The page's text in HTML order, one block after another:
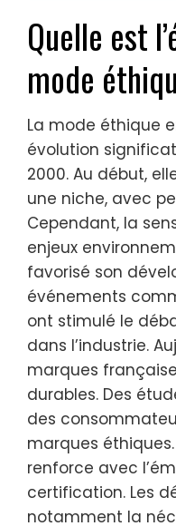
Quelle est
mode
La mode éthique
évolution
2000. Au début,
une niche, avec
Cependant, la
enjeux
favorisé son
événements
ont stimulé le
dans l’industrie.
marques
durables. Des
des
marques
renforce avec
certification. Les
notamment la